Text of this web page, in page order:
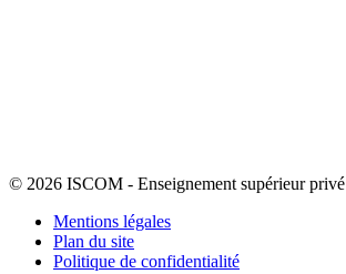
© 2026 ISCOM - Enseignement supérieur privé
Mentions légales
Plan du site
Politique de confidentialité